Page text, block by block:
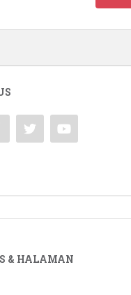
& HALAMAN